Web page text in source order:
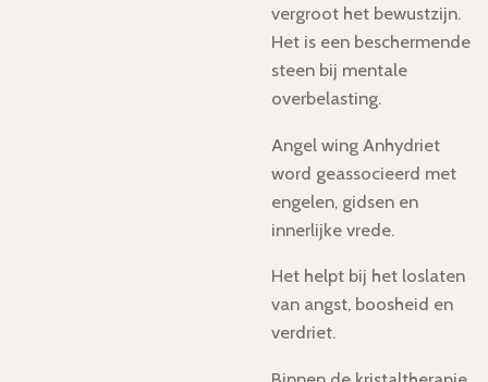
vergroot het bewustzijn.
Het is een beschermende
steen bij mentale
overbelasting.
Angel wing Anhydriet
word geassocieerd met
engelen, gidsen en
innerlijke vrede.
Het helpt bij het loslaten
van angst, boosheid en
verdriet.